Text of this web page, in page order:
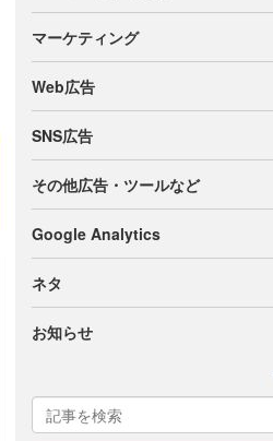
マーケティング
Web広告
SNS広告
その他広告・ツールなど
Google Analytics
ネタ
お知らせ